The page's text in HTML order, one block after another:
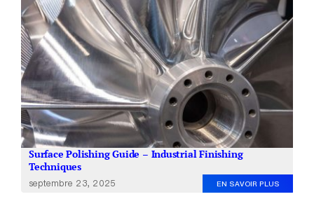
Surface Polishing Guide – Industrial Finishing
Techniques
septembre 23, 2025 EN SAVOIR PLUS